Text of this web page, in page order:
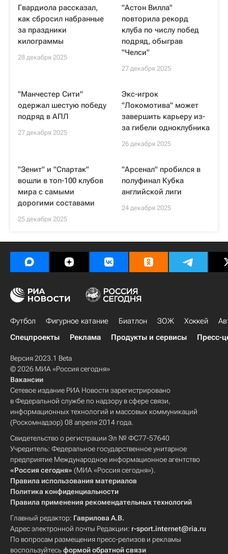
Гвардиола рассказал,
как сбросил набранные
за праздники
килограммы
28 декабря 2025
"Астон Вилла"
повторила рекорд
клуба по числу побед
подряд, обыграв
"Челси"
27 декабря 2025
"Манчестер Сити"
одержал шестую победу
подряд в АПЛ
27 декабря 2025
Экс-игрок
"Локомотива" может
завершить карьеру из-
за гибели одноклубника
26 декабря 2025
"Зенит" и "Спартак"
вошли в топ-100 клубов
мира с самыми
дорогими составами
25 декабря 2025
"Арсенал" пробился в
полуфинал Кубка
английской лиги
24 декабря 2025
Футбол Фигурное катание Биатлон ЗОЖ Хоккей
Спецпроекты
Реклама Продукты и сервисы Пресс-
Версия 2023.1 Beta
© 2026 МИА «Россия сегодня»
Вакансии
Сетевое издание РИА Новости зарегистрировано
в Федеральной службе по надзору в сфере связи,
информационных технологий и массовых коммуникаций
(Роскомнадзор) 08 апреля 2014 года.
Свидетельство о регистрации Эл № ФС77-57640
Учредитель: Федеральное государственное унитарное
предприятие Международное информационное агентство
«Россия сегодня» (МИА «Россия сегодня»).
Правила использования материалов
Политика конфиденциальности
Правила применения рекомендательных технологий
Главный редактор: Гаврилова А.В.
Адрес электронной почты Редакции: r-sport.internet@ria.ru
По вопросам размещения пресс-релизов и рекламы
воспользуйтесьформой обратной связи